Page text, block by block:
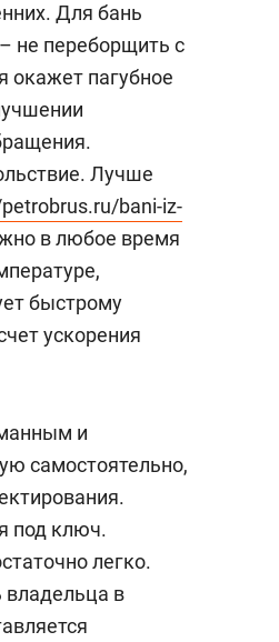
Для бань
не переборщить с
окажет пагубное
Лучше
bani-iz-
в любое время
быстрому
ускорения
и
самостоятельно,
под ключ.
легко.
в
Дизайнер-прораб
Наседкина: «Ремонт
с мебелью за 2
для меня это